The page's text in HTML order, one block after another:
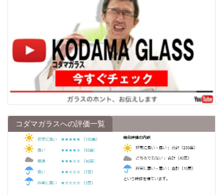
コダマガラスへの評価一覧